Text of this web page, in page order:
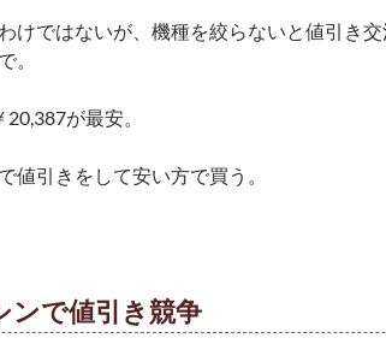
けではないが、機種を絞らないと値引き
。
が最安。
値引きをして安い方で買う。
ンで値引き競争